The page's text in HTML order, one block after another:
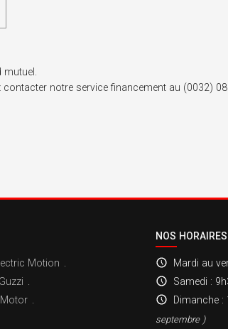
notre service financement au (0032)
Motion
NOS HORAIRES
Mardi au
Samedi :
Dimanche :
septembre )